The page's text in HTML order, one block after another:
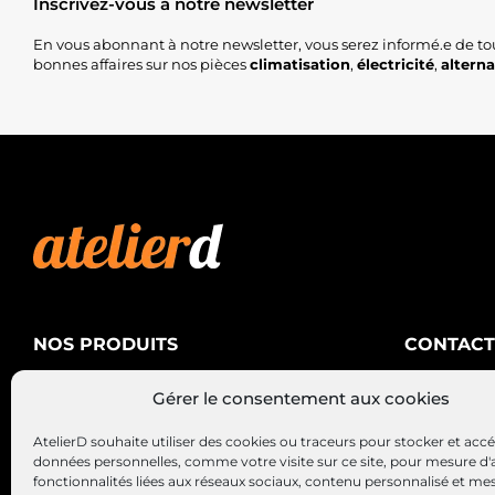
Gérer le consentement aux cookies
AtelierD souhaite utiliser des cookies ou traceurs pour stocker et
données personnelles, comme votre visite sur ce site, pour mesure
fonctionnalités liées aux réseaux sociaux, contenu personnalisé et
Inscrivez-vous à notre newsletter
En vous abonnant à notre newsletter, vous serez informé.e de
bonnes affaires sur nos piècesclimatisation, électricité,
NOS PRODUITS
Alternateurs – Démarreurs
CONTACT
AtelierD
88200
03 29 22 34